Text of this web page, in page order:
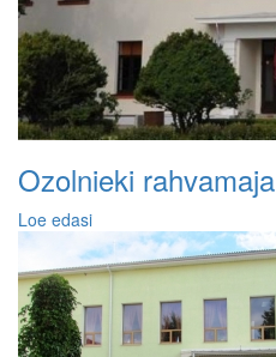
Ozolnieki rahvamaja
Loe edasi